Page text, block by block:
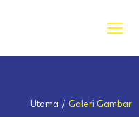
Utama Galeri Gambar